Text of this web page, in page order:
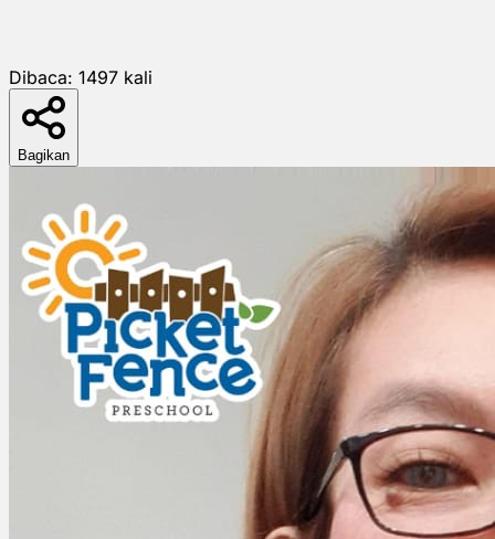
Dibaca: 1497 kali
Bagikan